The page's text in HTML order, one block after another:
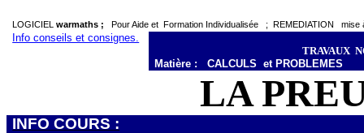
LOGICIEL warmaths ; Pour Aide et Formation Individualisée ; REMEDIATION mise
Info conseils et consignes.
TRAVAUX
Matière :
CALCULS et PROBLEMES
LA
INFO COURS :